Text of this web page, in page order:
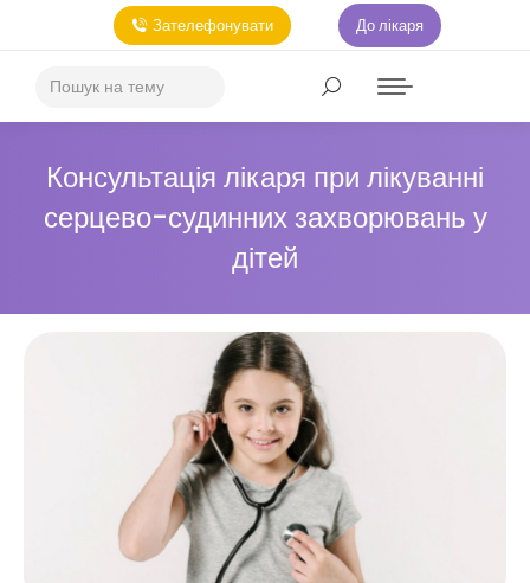
Зателефонувати До лікаря
Консультація лікаря при лікуванні
серцево-судинних захворювань у
дітей